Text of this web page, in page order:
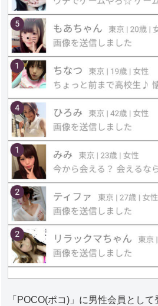
「POCO(ポコ)」に男性会員とし